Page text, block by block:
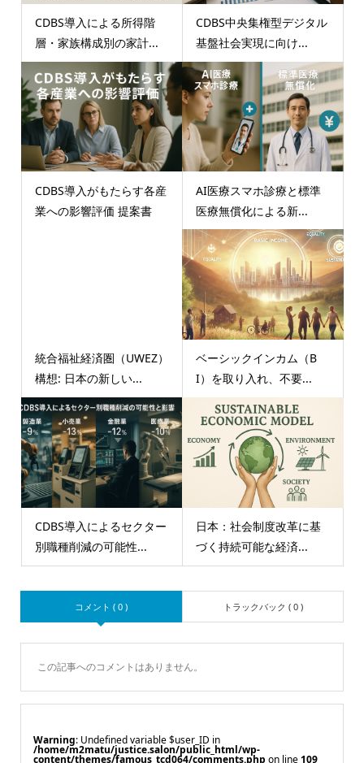
CDBS導入による所得階
層・家族構成別の家計...
CDBS中央集権型デジタル
基盤社会実現に向け...
CDBS導入がもたらす各産
業への影響評価 提案書
AI医療スマホ診療と標準
医療無償化による新...
統合福祉経済圏（UWEZ）
構想: 日本の新しい...
ベーシックインカム（B
I）を取り入れ、不要...
CDBS導入によるセクター
別職種削減の可能性...
日本：社会制度改革に基
づく持続可能な経済...
コメント ( 0 ) トラックバック ( 0 )
この記事へのコメントはありません。
Warning : Undefined variable $user_ID in
/home/m2matu/justice.salon/public_html/wp-
content/themes/famous_tcd064/comments.php on line109